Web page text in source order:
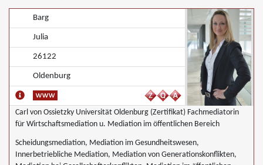
Barg
Julia
26122
Oldenburg
Carl von Ossietzky Universität Oldenburg (Zertifikat) Fachmediatorin
für Wirtschaftsmediation u. Mediation im öffentlichen Bereich
Scheidungsmediation, Mediation im Gesundheitswesen,
Innerbetriebliche Mediation, Mediation von Generationskonflikten,